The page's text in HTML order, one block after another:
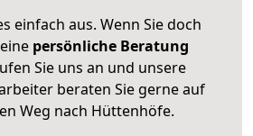
einfach aus. Wenn Sie doch
persönliche Beratung
Sie uns an und unsere
beraten Sie gerne auf
Weg nach Hüttenhöfe.